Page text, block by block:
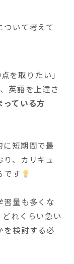
ついて考えて
を取りたい」
英語を上達さ
っている方
に短期間で最
、カリキュ
です
習量も多くな
れくらい急い
を検討する必